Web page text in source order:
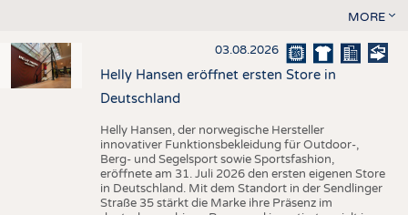
MORE
03.08.2026
Helly Hansen eröffnet ersten Store in
Deutschland
Helly Hansen, der norwegische Hersteller
innovativer Funktionsbekleidung für Outdoor-,
Berg- und Segelsport sowie Sportsfashion,
eröffnete am 31. Juli 2026 den ersten eigenen Store
in Deutschland. Mit dem Standort in der Sendlinger
Straße 35 stärkt die Marke ihre Präsenz im